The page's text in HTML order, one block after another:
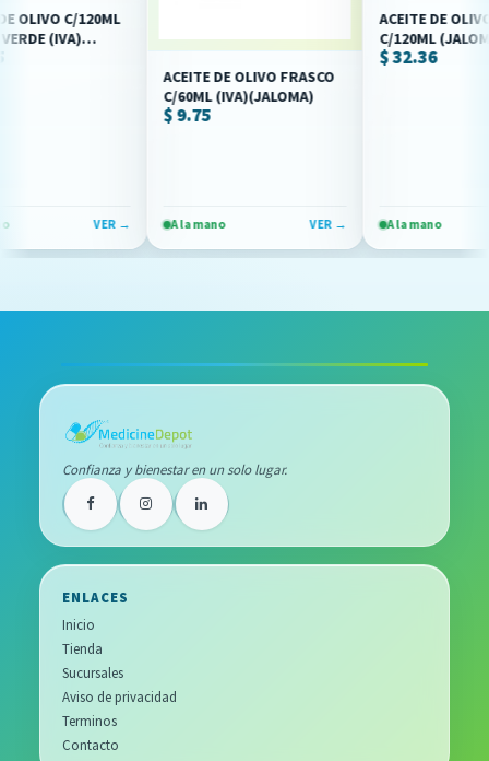
C/120ML
(IVA)
VER →
ACEITE DE OLIVO FRASCO
C/60ML (IVA)(JALOMA)
$ 9.75
A la mano VER →
ACEITE DE OLIVO PET
C/120ML
$ 32.36
A la mano
Confianza y bienestar en un solo lugar.
ENLACES
Inicio
Tienda
Sucursales
Aviso de privacidad
Terminos
Contacto